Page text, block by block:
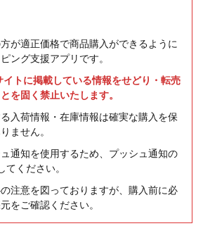
が適正価格で商品購入ができるように
ング支援アプリです。
トに掲載している情報をせどり・転売
を固く禁止いたします。
入荷情報・在庫情報は確実な購入を保
ません。
通知を使用するため、プッシュ通知の
ください。
注意を図っておりますが、購入前に必
をご確認ください。